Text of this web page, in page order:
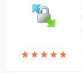
★★★★★
★★★★★